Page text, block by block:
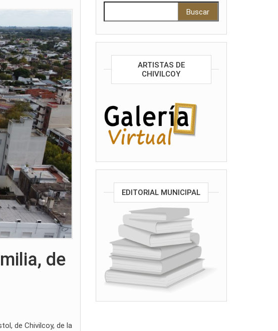
de
de Chivilcoy, de la
ARTISTAS DE
CHIVILCOY
EDITORIAL MUNICIPAL